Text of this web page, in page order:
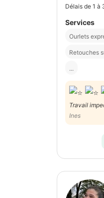
Délais de 1 à
Services
Ourlets
Retouches
...
Travail
fiable,
ferai
Ines